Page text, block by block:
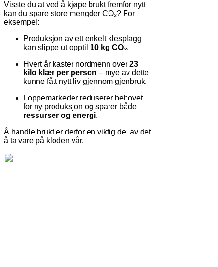
Visste du at ved å kjøpe brukt fremfor nytt
kan du spare store mengder CO₂? For
eksempel:
Produksjon av ett enkelt klesplagg
kan slippe ut opptil 10 kg CO₂.
Hvert år kaster nordmenn over 23
kilo klær per person – mye av dette
kunne fått nytt liv gjennom gjenbruk.
Loppemarkeder reduserer behovet
for ny produksjon og sparer både
ressurser og energi.
Å handle brukt er derfor en viktig del av det
å ta vare på kloden vår.